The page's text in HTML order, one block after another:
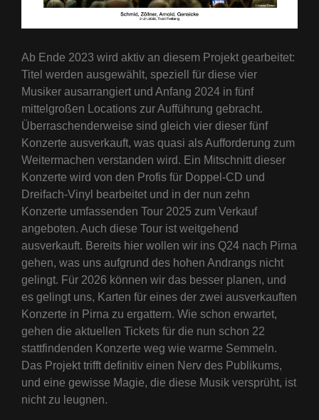
Ab Ende 2023 wird aktiv an diesem Projekt gearbeitet:
Titel werden ausgewählt, speziell für diese vier
Musiker ausarrangiert und Anfang 2024 in fünf
mittelgroßen Locations zur Aufführung gebracht.
Überraschenderweise sind gleich vier dieser fünf
Konzerte ausverkauft, was quasi als Aufforderung zum
Weitermachen verstanden wird. Ein Mitschnitt dieser
Konzerte wird von den Profis für Doppel-CD und
Dreifach-Vinyl bearbeitet und in der nun zehn
Konzerte umfassenden Tour 2025 zum Verkauf
angeboten. Auch diese Tour ist weitgehend
ausverkauft. Bereits hier wollen wir ins Q24 nach Pirna
gehen, was uns aufgrund des hohen Andrangs nicht
gelingt. Für 2026 können wir das besser planen, und
es gelingt uns, Karten für eines der zwei ausverkauften
Konzerte in Pirna zu ergattern. Wie schon erwartet,
gehen die aktuellen Tickets für die nun schon 22
stattfindenden Konzerte weg wie warme Semmeln.
Das Projekt trifft definitiv einen Nerv des Publikums,
und eine gewisse Magie, die diese Musik versprüht, ist
nicht zu leugnen.